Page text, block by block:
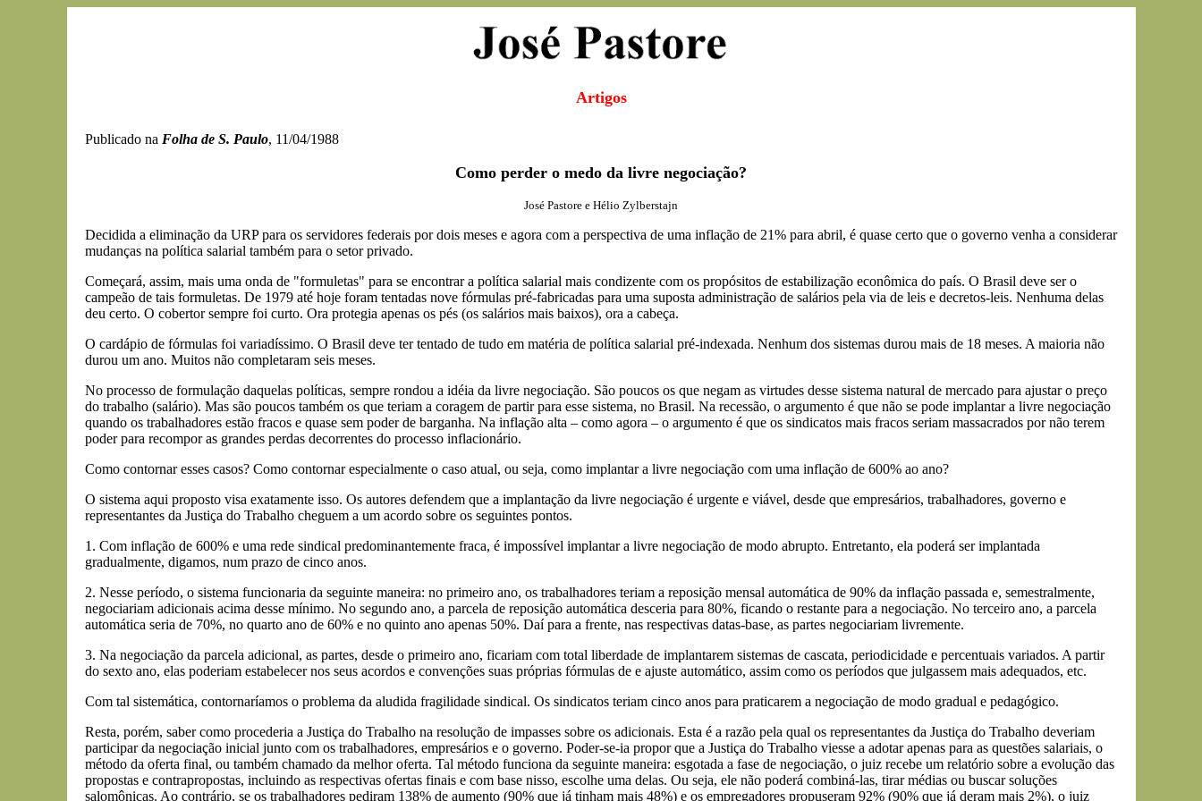
Artigos
Publicado na Folha de S. Paulo, 11/04/1988
Como perder o medo da livre negociação?
José Pastore e Hélio Zylberstajn
Decidida a eliminação da URP para os servidores federais por dois meses e agora com a perspectiva de uma inflação de 21% para abril, é quase certo que o governo venha a considerar
mudanças na política salarial também para o setor privado.
Começará, assim, mais uma onda de "formuletas" para se encontrar a política salarial mais condizente com os propósitos de estabilização econômica do país. O Brasil deve ser o
campeão de tais formuletas. De 1979 até hoje foram tentadas nove fórmulas pré-fabricadas para uma suposta administração de salários pela via de leis e decretos-leis. Nenhuma delas
deu certo. O cobertor sempre foi curto. Ora protegia apenas os pés (os salários mais baixos), ora a cabeça.
O cardápio de fórmulas foi variadíssimo. O Brasil deve ter tentado de tudo em matéria de política salarial pré-indexada. Nenhum dos sistemas durou mais de 18 meses. A maioria não
durou um ano. Muitos não completaram seis meses.
No processo de formulação daquelas políticas, sempre rondou a idéia da livre negociação. São poucos os que negam as virtudes desse sistema natural de mercado para ajustar o preço
do trabalho (salário). Mas são poucos também os que teriam a coragem de partir para esse sistema, no Brasil. Na recessão, o argumento é que não se pode implantar a livre negociação
quando os trabalhadores estão fracos e quase sem poder de barganha. Na inflação alta – como agora – o argumento é que os sindicatos mais fracos seriam massacrados por não terem
poder para recompor as grandes perdas decorrentes do processo inflacionário.
Como contornar esses casos? Como contornar especialmente o caso atual, ou seja, como implantar a livre negociação com uma inflação de 600% ao ano?
O sistema aqui proposto visa exatamente isso. Os autores defendem que a implantação da livre negociação é urgente e viável, desde que empresários, trabalhadores, governo e
representantes da Justiça do Trabalho cheguem a um acordo sobre os seguintes pontos.
1. Com inflação de 600% e uma rede sindical predominantemente fraca, é impossível implantar a livre negociação de modo abrupto. Entretanto, ela poderá ser implantada
gradualmente, digamos, num prazo de cinco anos.
2. Nesse período, o sistema funcionaria da seguinte maneira: no primeiro ano, os trabalhadores teriam a reposição mensal automática de 90% da inflação passada e, semestralmente,
negociariam adicionais acima desse mínimo. No segundo ano, a parcela de reposição automática desceria para 80%, ficando o restante para a negociação. No terceiro ano, a parcela
automática seria de 70%, no quarto ano de 60% e no quinto ano apenas 50%. Daí para a frente, nas respectivas datas-base, as partes negociariam livremente.
3. Na negociação da parcela adicional, as partes, desde o primeiro ano, ficariam com total liberdade de implantarem sistemas de cascata, periodicidade e percentuais variados. A partir
do sexto ano, elas poderiam estabelecer nos seus acordos e convenções suas próprias fórmulas de e ajuste automático, assim como os períodos que julgassem mais adequados, etc.
Com tal sistemática, contornaríamos o problema da aludida fragilidade sindical. Os sindicatos teriam cinco anos para praticarem a negociação de modo gradual e pedagógico.
Resta, porém, saber como procederia a Justiça do Trabalho na resolução de impasses sobre os adicionais. Esta é a razão pela qual os representantes da Justiça do Trabalho deveriam
participar da negociação inicial junto com os trabalhadores, empresários e o governo. Poder-se-ia propor que a Justiça do Trabalho viesse a adotar apenas para as questões salariais, o
método da oferta final, ou também chamado da melhor oferta. Tal método funciona da seguinte maneira: esgotada a fase de negociação, o juiz recebe um relatório sobre a evolução das
propostas e contrapropostas, incluindo as respectivas ofertas finais e com base nisso, escolhe uma delas. Ou seja, ele não poderá combiná-las, tirar médias ou buscar soluções
salomônicas. Ao contrário, se os trabalhadores pediram 138% de aumento (90% que já tinham mais 48%) e os empregadores propuseram 92% (90% que já deram mais 2%), o juiz